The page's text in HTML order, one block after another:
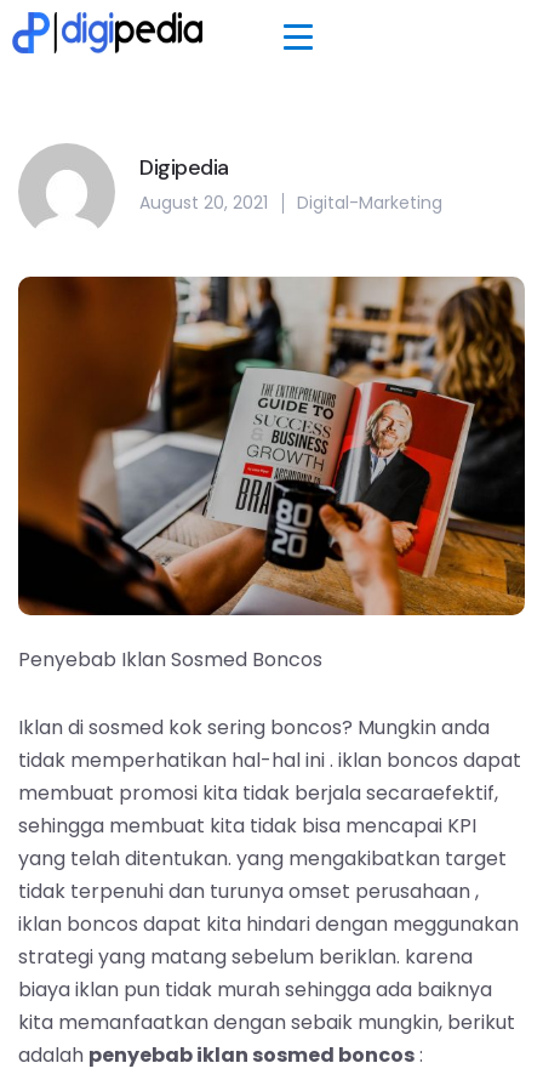
Digipedia
August 20, 2021 Digital-Marketing
Penyebab Iklan Sosmed Boncos
Iklan di sosmed kok sering boncos? Mungkin anda
tidak memperhatikan hal-hal ini . iklan boncos dapat
membuat promosi kita tidak berjala secaraefektif,
sehingga membuat kita tidak bisa mencapai KPI
yang telah ditentukan. yang mengakibatkan target
tidak terpenuhi dan turunya omset perusahaan ,
iklan boncos dapat kita hindari dengan meggunakan
strategi yang matang sebelum beriklan. karena
biaya iklan pun tidak murah sehingga ada baiknya
kita memanfaatkan dengan sebaik mungkin, berikut
adalah penyebab iklan sosmed boncos: